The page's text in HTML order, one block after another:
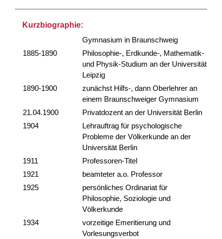
Kurzbiographie:
Gymnasium in Braunschweig
1885-1890
Philosophie-, Erdkunde-, Mathematik-
und Physik-Studium an der Universität
Leipzig
1890-1900
zunächst Hilfs-, dann Oberlehrer an
einem Braunschweiger Gymnasium
21.04.1900
Privatdozent an der Universität Berlin
1904
Lehrauftrag für psychologische
Probleme der Völkerkunde an der
Universität Berlin
1911
Professoren-Titel
1921
beamteter a.o. Professor
1925
persönliches Ordinariat für
Philosophie, Soziologie und
Völkerkunde
1934
vorzeitige Emeritierung und
Vorlesungsverbot